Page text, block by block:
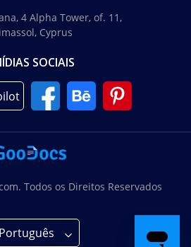
4 Alpha Tower, of. 11,
Cyprus
SOCIAIS
Todos os Direitos Reservados
Português